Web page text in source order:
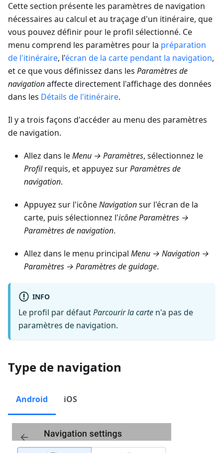
Cette section présente les paramètres de navigation
nécessaires au calcul et au traçage d'un itinéraire, que
vous pouvez définir pour le profil sélectionné. Ce
menu comprend les paramètres pour la préparation
de l'itinéraire, l'écran de la carte pendant la navigation,
et ce que vous définissez dans les Paramètres de
navigationaffecte directement l'affichage des données
dans les Détails de l'itinéraire.
Il y a trois façons d'accéder au menu des paramètres
de navigation.
Allez dans leMenu → Paramètres, sélectionnez le
Profilrequis, et appuyez surParamètres de
navigation.
Appuyez sur l'icôneNavigationsur l'écran de la
carte, puis sélectionnez l'icône Paramètres →
Paramètres de navigation.
Allez dans le menu principal Menu → Navigation →
Paramètres → Paramètres de guidage.
INFO
Le profil par défautParcourir la carte n'a pas de
paramètres de navigation.
Type de navigation
Android iOS